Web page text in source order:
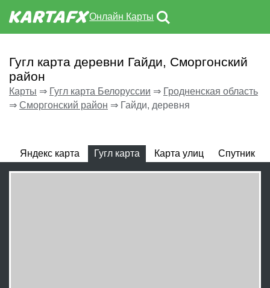
Онлайн Карты
Гугл карта деревни Гайди, Сморгонский
район
Карты ⇒ Гугл карта Белоруссии ⇒ Гродненская область
⇒ Сморгонский район ⇒ Гайди, деревня
Яндекс карта Гугл карта Карта улиц Спутник